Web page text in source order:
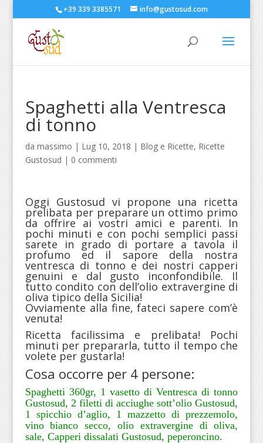
+39 339 3385571 info@gustosud.com
Spaghetti alla Ventresca
di tonno
da massimo | Lug 10, 2018 | Blog e Ricette, Ricette
Gustosud | 0 commenti
Oggi Gustosud vi propone una ricetta
prelibata per preparare un ottimo primo
da offrire ai vostri amici e parenti. In
pochi minuti e con pochi semplici passi
sarete in grado di portare a tavola il
profumo ed il sapore della nostra
ventresca di tonno e dei nostri capperi
genuini e dal gusto inconfondibile. Il
tutto condito con dell’olio extravergine di
oliva tipico della Sicilia!
Ovviamente alla fine, fateci sapere com’è
venuta!
Ricetta facilissima e prelibata! Pochi
minuti per prepararla, tutto il tempo che
volete per gustarla!
Cosa occorre per 4 persone:
Spaghetti 360gr, 1 vasetto di Ventresca di tonno
Gustosud, 2 filetti di acciughe sott’olio Gustosud,
1 spicchio d’aglio, 1 mazzetto di prezzemolo,
vino bianco secco, olio extravergine di oliva,
sale, Capperi dissalati Gustosud, peperoncino.